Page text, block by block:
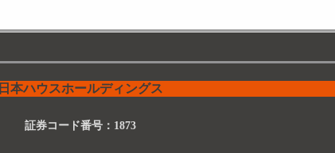
日本ハウスホールディングス
証券コード番号：1873